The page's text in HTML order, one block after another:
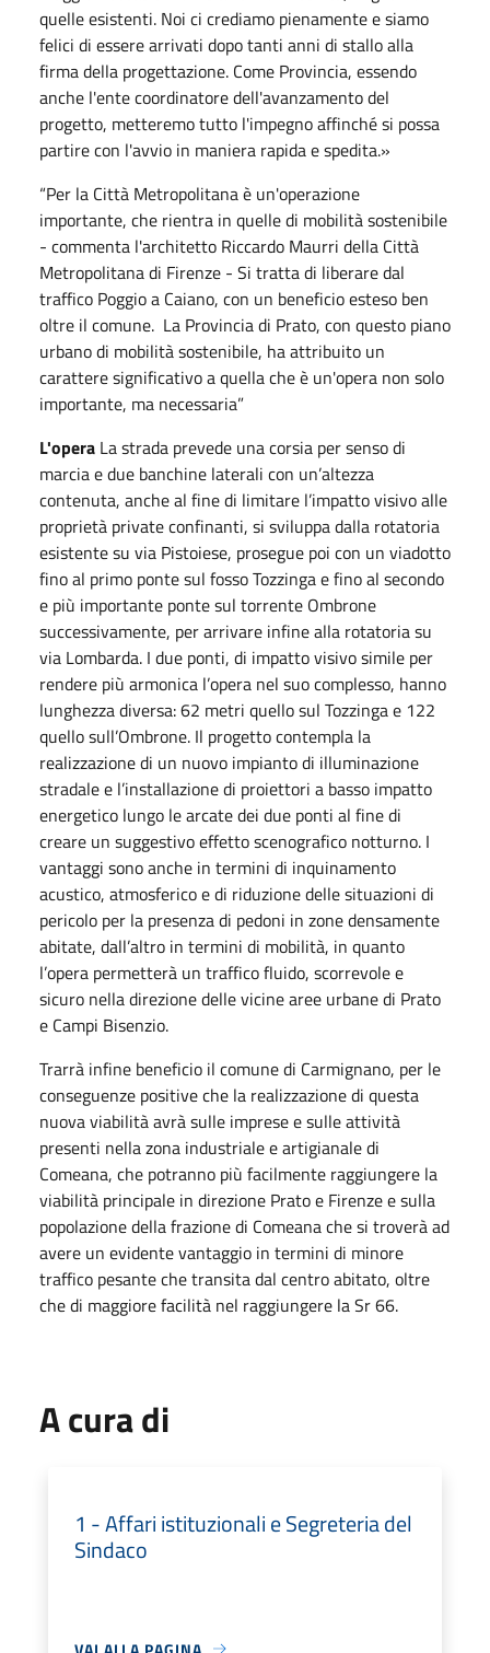
quelle esistenti. Noi ci crediamo pienamente e siamo
felici di essere arrivati dopo tanti anni di stallo alla
firma della progettazione. Come Provincia, essendo
anche l'ente coordinatore dell'avanzamento del
progetto, metteremo tutto l'impegno affinché si possa
partire con l'avvio in maniera rapida e spedita.»
“Per la Città Metropolitana è un'operazione
importante, che rientra in quelle di mobilità sostenibile
- commenta l'architetto Riccardo Maurri della Città
Metropolitana di Firenze - Si tratta di liberare dal
traffico Poggio a Caiano, con un beneficio esteso ben
oltre il comune. La Provincia di Prato, con questo piano
urbano di mobilità sostenibile, ha attribuito un
carattere significativo a quella che è un'opera non solo
importante, ma necessaria”
L'opera La strada prevede una corsia per senso di
marcia e due banchine laterali con un’altezza
contenuta, anche al fine di limitare l’impatto visivo alle
proprietà private confinanti, si sviluppa dalla rotatoria
esistente su via Pistoiese, prosegue poi con un viadotto
fino al primo ponte sul fosso Tozzinga e fino al secondo
e più importante ponte sul torrente Ombrone
successivamente, per arrivare infine alla rotatoria su
via Lombarda. I due ponti, di impatto visivo simile per
rendere più armonica l’opera nel suo complesso, hanno
lunghezza diversa: 62 metri quello sul Tozzinga e 122
quello sull’Ombrone. Il progetto contempla la
realizzazione di un nuovo impianto di illuminazione
stradale e l’installazione di proiettori a basso impatto
energetico lungo le arcate dei due ponti al fine di
creare un suggestivo effetto scenografico notturno. I
vantaggi sono anche in termini di inquinamento
acustico, atmosferico e di riduzione delle situazioni di
pericolo per la presenza di pedoni in zone densamente
abitate, dall’altro in termini di mobilità, in quanto
l’opera permetterà un traffico fluido, scorrevole e
sicuro nella direzione delle vicine aree urbane di Prato
e Campi Bisenzio.
Trarrà infine beneficio il comune di Carmignano, per le
conseguenze positive che la realizzazione di questa
nuova viabilità avrà sulle imprese e sulle attività
presenti nella zona industriale e artigianale di
Comeana, che potranno più facilmente raggiungere la
viabilità principale in direzione Prato e Firenze e sulla
popolazione della frazione di Comeana che si troverà ad
avere un evidente vantaggio in termini di minore
traffico pesante che transita dal centro abitato, oltre
che di maggiore facilità nel raggiungere la Sr 66.
A cura di
1 - Affari istituzionali e Segreteria del
Sindaco